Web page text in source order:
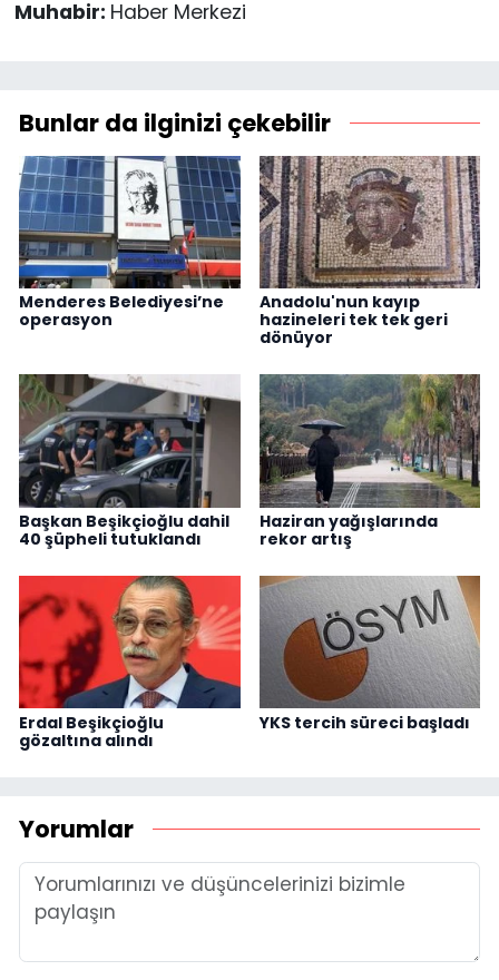
Muhabir: Haber Merkezi
Bunlar da ilginizi çekebilir
Menderes Belediyesi’ne
operasyon
Anadolu'nun kayıp
hazineleri tek tek geri
dönüyor
Başkan Beşikçioğlu dahil
40 şüpheli tutuklandı
Haziran yağışlarında
rekor artış
Erdal Beşikçioğlu
gözaltına alındı
YKS tercih süreci başladı
Yorumlar